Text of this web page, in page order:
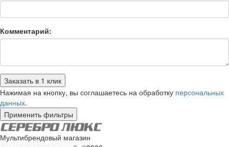
Комментарий:
Заказать в 1 клик
Нажимая на кнопку, вы соглашаетесь на обработку персональных
данных.
Применить фильтры
Мультибрендовый магазин